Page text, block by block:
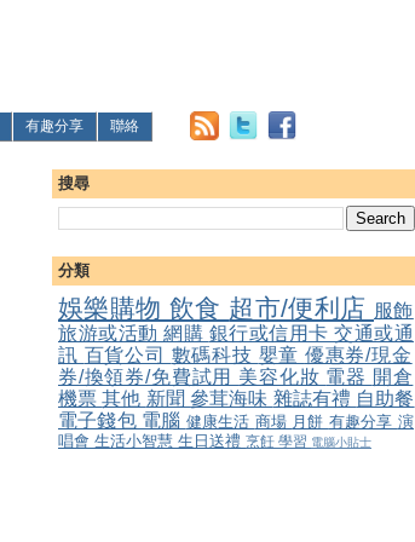
有趣分享 聯絡
搜尋
分類
娛樂購物 飲食 超市/便利店 服飾
旅游或活動 網購 銀行或信用卡 交通或通
訊 百貨公司 數碼科技 嬰童 優惠券/現金
券/換領券/免費試用 美容化妝 電器 開倉
機票其他 新聞參茸海味 雜誌有禮 自助餐
電子錢包 電腦 健康生活 商場 月餅 有趣分享 演
唱會 生活小智慧 生日送禮 烹飪 學習 電腦小貼士